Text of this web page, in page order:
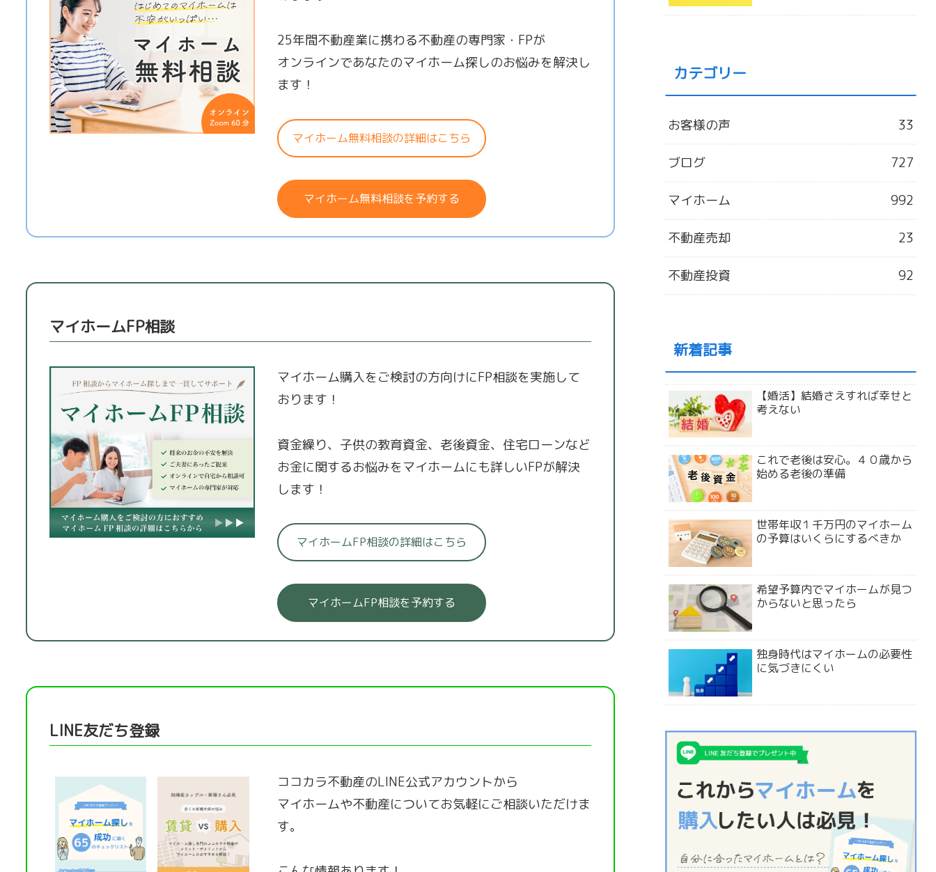
25年間不動産業に携わる不動産の専門家・FPが
オンラインであなたのマイホーム探しのお悩みを解決し
ます！
マイホーム無料相談の詳細はこちら
マイホーム無料相談を予約する
マイホームFP相談
マイホーム購入をご検討の方向けにFP相談を実施して
おります！
資金繰り、子供の教育資金、老後資金、住宅ローンなど
お金に関するお悩みをマイホームにも詳しいFPが解決
します！
マイホームFP相談の詳細はこちら
マイホームFP相談を予約する
LINE友だち登録
ココカラ不動産のLINE公式アカウントから
マイホームや不動産についてお気軽にご相談いただけま
す。
カテゴリー
お客様の声 33
ブログ 727
マイホーム 992
不動産売却 23
不動産投資 92
新着記事
【婚活】結婚さえすれば幸せと
考えない
これで老後は安心。４０歳から
始める老後の準備
世帯年収１千万円のマイホーム
の予算はいくらにするべきか
希望予算内でマイホームが見つ
からないと思ったら
独身時代はマイホームの必要性
に気づきにくい